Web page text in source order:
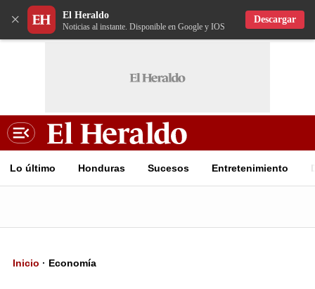
× El Heraldo
Noticias al instante. Disponible en Google y IOS
Descargar
Lo último Honduras Sucesos Entretenimiento
Inicio · Economía